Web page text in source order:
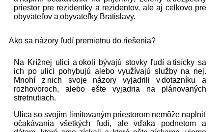
priestor pre rezidentky a rezidentov, ale aj celkovo pre
obyvateľov a obyvateľky Bratislavy.
Ako sa názory ľudí premietnu do riešenia?
Na Krížnej ulici a okolí bývajú stovky ľudí a tisícky sa
ich po ulici pohybujú alebo využívajú služby na nej.
Mnohí z nich svoje názory vyjadrili v dotazníku a
rozhovoroch, alebo ešte vyjadria na plánovaných
stretnutiach.
Ulica so svojím limitovaným priestorom nemôže naplniť
očakávania všetkých ľudí, ale vďaka podnetom a